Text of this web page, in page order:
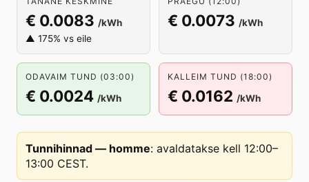
€ 0.0083 /kWh
▲ 175% vs eile
€ 0.0073 /kWh
ODAVAIM TUND (03:00)
€ 0.0024 /kWh
KALLEIM TUND (18:00)
€ 0.0162 /kWh
Tunnihinnad — homme: avaldatakse kell 12:00–
13:00 CEST.